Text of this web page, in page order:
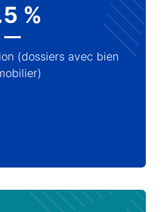
%
(dossiers avec bien